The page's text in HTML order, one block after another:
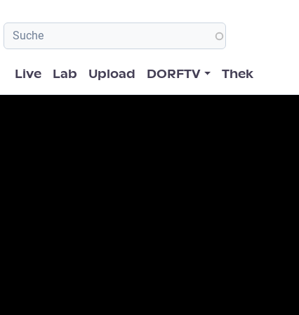
Hauptnavigation
Live Lab Upload DORFTV Thek